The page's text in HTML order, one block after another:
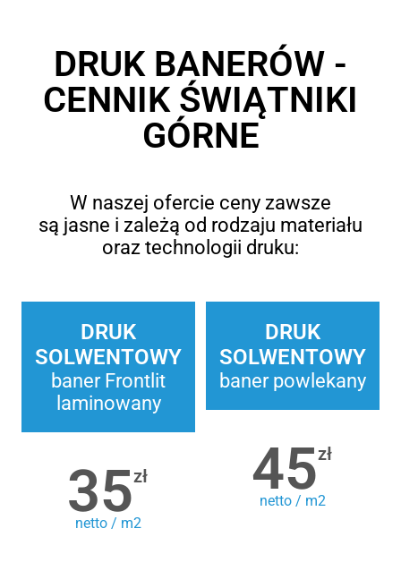
DRUK BANERÓW -
CENNIK ŚWIĄTNIKI
GÓRNE
W naszej ofercie ceny zawsze
są jasne i zależą od rodzaju materiału
oraz technologii druku:
DRUK
SOLWENTOWY
baner Frontlit
laminowany
35zł
netto / m2
DRUK
SOLWENTOWY
baner powlekany
45zł
netto / m2